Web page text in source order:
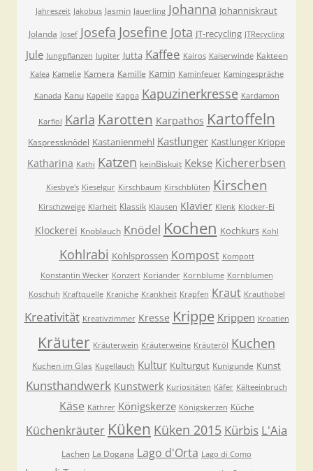
Jahreszeit Jakobus Jasmin Jauerling Johanna Johanniskraut
Jolanda Josef Josefa Josefine Jota JT-recycling JTRecycling
Jule Jungpflanzen Jupiter Jutta Kaffee Kairos Kaiserwinde Kakteen
Kalea Kamelie Kamera Kamille Kamin Kaminfeuer Kamingespräche
Kanada Kanu Kapelle Kappa Kapuzinerkresse Kardamon
Karfiol Karla Karotten Karpathos Kartoffeln
Kaspressknödel Kastanienmehl Kastlunger Kastlunger Krippe
Katharina Kathi Katzen keinBiskuit Kekse Kichererbsen
Kiesbye's Kieselgur Kirschbaum Kirschblüten Kirschen
Kirschzweige Klarheit Klassik Klausen Klavier Klenk Klocker-Ei
Klockerei Knoblauch Knödel Kochen Kochkurs Kohl
Kohlrabi Kohlsprossen Kompost Kompott
Konstantin Wecker Konzert Koriander Kornblume Kornblumen
Koschuh Kraftquelle Kraniche Krankheit Krapfen Kraut Krauthobel
Kreativität Kreativzimmer Kresse Krippe Krippen Kroatien
Kräuter Kräuterwein Kräuterweine Kräuteröl Kuchen
Kuchen im Glas Kugellauch Kultur Kulturgut Kunigunde Kunst
Kunsthandwerk Kunstwerk Kuriositäten Käfer Kälteeinbruch
Käse Käthrer Königskerze Königskerzen Küche
Küchenkräuter Küken Küken 2015 Kürbis L'Aia
Lachen La Dogana Lago d'Orta Lago di Como